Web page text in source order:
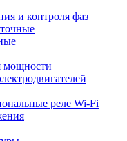
и контроля фаз
мощности
реле Wi-Fi